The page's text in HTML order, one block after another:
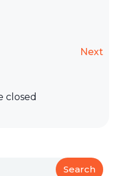
Next
closed
Search